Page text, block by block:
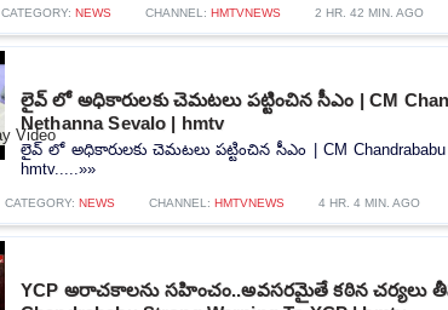
CATEGORY: NEWS CHANNEL: HMTVNEWS 2 HR. 42 MIN. AGO
లైవ్ లో అధికారులకు చెమటలు పట్టించిన సీఎం | CM
Nethanna Sevalo | hmtv
లైవ్ లో అధికారులకు చెమటలు పట్టించిన సీఎం | CM Chandrababu |
hmtv.....»»
CATEGORY: NEWS CHANNEL: HMTVNEWS 4 HR. 4 MIN. AGO
YCP అరాచకాలను సహించం..అవసరమైతే కఠిన చర్యలు